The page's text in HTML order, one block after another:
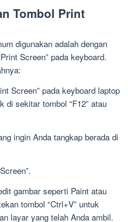
Tombol Print
digunakan adalah dengan
Screen” pada keyboard.
Screen” pada keyboard laptop
di sekitar tombol “F12” atau
ingin Anda tangkap berada di
gambar seperti Paint atau
tombol “Ctrl+V” untuk
layar yang telah Anda ambil.